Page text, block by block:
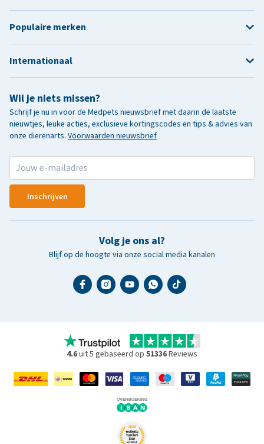
Wil je niets missen?
Schrijf je nu in voor de Medpets nieuwsbrief met daarin de laatste
nieuwtjes, leuke acties, exclusieve kortingscodes en tips & advies van
onze dierenarts. Voorwaarden nieuwsbrief
Inschrijven
Volg je ons al?
Blijf op de hoogte via onze social media kanalen
Populaire merken
Internationaal
4.6uit 5 gebaseerd op 51336Reviews